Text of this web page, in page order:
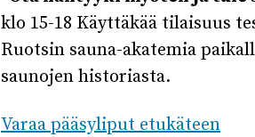
klo 15-18 Käyttäkää tilaisuus
Ruotsin sauna-akatemia
saunojen historiasta.
Varaa pääsyliput etukäteen